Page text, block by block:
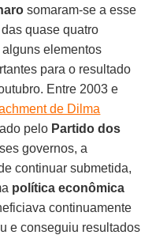
somaram-se a esse
quase quatro
alguns elementos
para o resultado
Entre 2003 e
de Dilma
pelo Partido dos
governos, a
continuar submetida,
política econômica
continuamente
e conseguiu resultados